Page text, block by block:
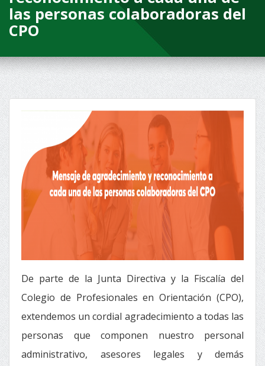
las personas colaboradoras del
CPO
De parte de la Junta Directiva y la Fiscalía del
Colegio de Profesionales en Orientación (CPO),
extendemos un cordial agradecimiento a todas las
personas que componen nuestro personal
administrativo, asesores legales y demás